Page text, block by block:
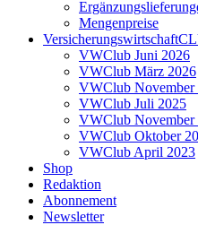
Mengenpreise
VWClub Juni 2026
VWClub März 2026
VWClub November
VWClub Juli 2025
VWClub November
VWClub Oktober
VWClub April 2023
Shop
Redaktion
Abonnement
Newsletter